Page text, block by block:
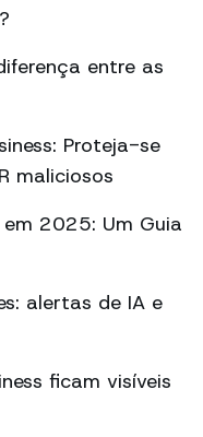
entre as
Proteja-se
maliciosos
2025: Um Guia
alertas de IA e
ficam visíveis